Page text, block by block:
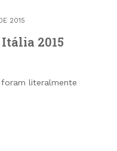
2015
2015
literalmente